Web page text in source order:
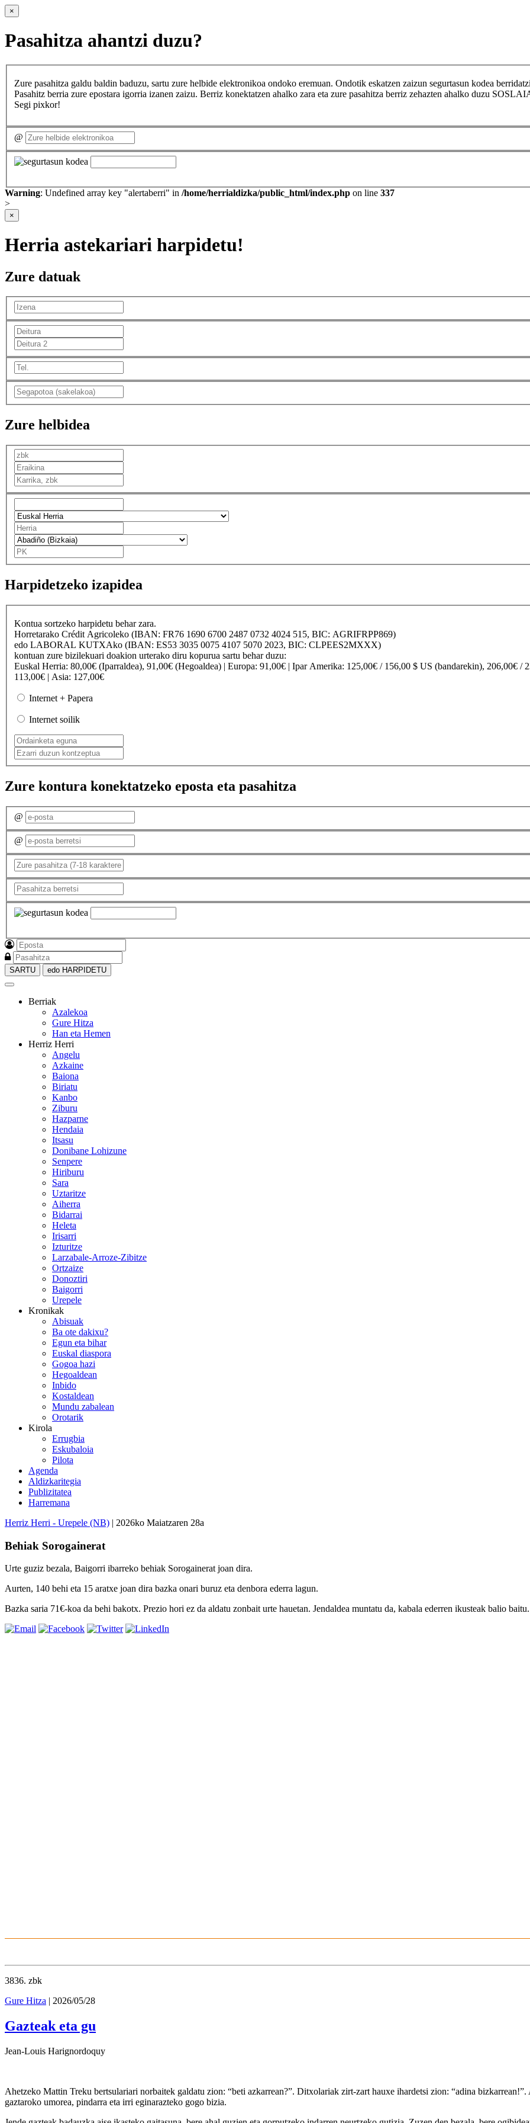
×
Pasahitza ahantzi duzu?
Zure pasahitza galdu baldin baduzu, sartu zure helbide elektronikoa ondoko eremuan. Ondotik eskatzen zaizun segurtasun kodea
Pasahitz berria zure epostara igorria izanen zaizu. Berriz konektatzen ahalko zara eta zure pasahitza berriz zehazten ahalko duzu
Segi pixkor!
@
Warning: Undefined array key "alertaberri" in /home/herrialdizka/public_html/index.php on line 337
>
×
Herria astekariari harpidetu!
Zure datuak
Zure helbidea
Harpidetzeko izapidea
Kontua sortzeko harpidetu behar zara.
Horretarako Crédit Agricoleko (IBAN: FR76 1690 6700 2487 0732 4024 515, BIC: AGRIFRPP869)
edo LABORAL KUTXAko (IBAN: ES53 3035 0075 4107 5070 2023, BIC: CLPEES2MXXX)
kontuan zure bizilekuari doakion urterako diru kopurua sartu behar duzu:
Euskal Herria: 80,00€ (Iparraldea), 91,00€ (Hegoaldea) | Europa: 91,00€ | Ipar Amerika: 125,00€ / 156,00 $ US (bandarekin), 206,00€ /
113,00€ | Asia: 127,00€
Internet + Papera
Internet soilik
Zure kontura konektatzeko eposta eta pasahitza
@
@
SARTU edo HARPIDETU
Berriak
Azalekoa
Gure Hitza
Han eta Hemen
Herriz Herri
Angelu
Azkaine
Baiona
Biriatu
Kanbo
Ziburu
Hazparne
Hendaia
Itsasu
Donibane Lohizune
Senpere
Hiriburu
Sara
Uztaritze
Aiherra
Bidarrai
Heleta
Irisarri
Izturitze
Larzabale-Arroze-Zibitze
Ortzaize
Donoztiri
Baigorri
Urepele
Kronikak
Abisuak
Ba ote dakixu?
Egun eta bihar
Euskal diaspora
Gogoa hazi
Hegoaldean
Inbido
Kostaldean
Mundu zabalean
Orotarik
Kirola
Errugbia
Eskubaloia
Pilota
Agenda
Aldizkaritegia
Publizitatea
Harremana
Herriz Herri - Urepele (NB) | 2026ko Maiatzaren 28a
Behiak Sorogainerat
Urte guziz bezala, Baigorri ibarreko behiak Sorogainerat joan dira.
Aurten, 140 behi eta 15 aratxe joan dira bazka onari buruz eta denbora ederra lagun.
Bazka saria 71€-koa da behi bakotx. Prezio hori ez da aldatu zonbait urte hauetan. Jendaldea muntatu da, kabala ederren ikusteak balio baitu.
3836. zbk
Gure Hitza | 2026/05/28
Gazteak eta gu
Jean-Louis Harignordoquy
Ahetzeko Mattin Treku bertsulariari norbaitek galdatu zion: “beti azkarrean?”. Ditxolariak zirt-zart hauxe ihardetsi zion: “adina
gaztaroko umorea, pindarra eta irri eginarazteko gogo bizia.